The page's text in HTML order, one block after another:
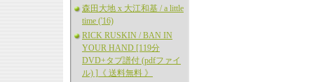
森田大地 x 大江和基 / a little
time ('16)
RICK RUSKIN / BAN IN
YOUR HAND [119分
DVD+タブ譜付 (pdfファイ
ル) ]《 送料無料 》